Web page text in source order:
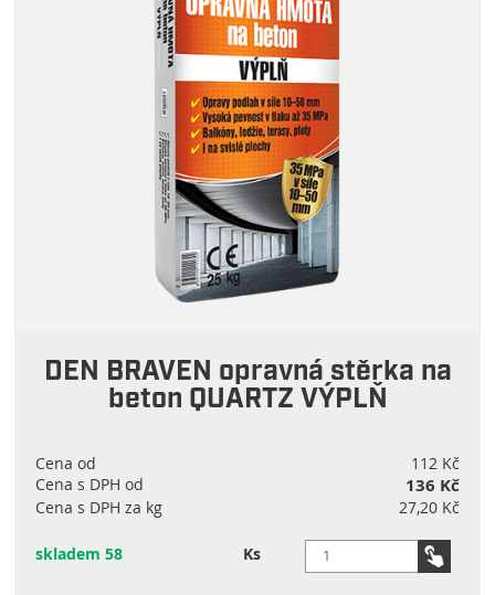
DEN BRAVEN opravná stěrka na
beton QUARTZ VÝPLŇ
Cena od
112 Kč
Cena s DPH od
136 Kč
Cena s DPH za kg 27,20 Kč
skladem 58 Ks